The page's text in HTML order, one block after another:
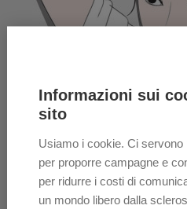
Informazioni sui
sito
Usiamo i cookie. Ci
per proporre campagne e
per ridurre i costi di
un mondo libero dalla